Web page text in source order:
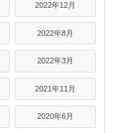
2022年12月
2022年8月
2022年3月
2021年11月
2020年6月